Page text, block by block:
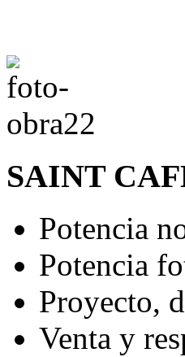
SAINT
Potencia
Potencia
Proyecto,
Venta y